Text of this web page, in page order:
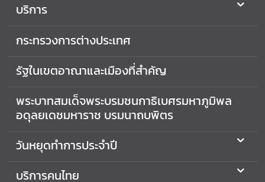
ล
ท่
ง
ที่
ย
T
บริการ
กระทรวงการต่างประเทศ
รัฐในเขตอาณาและเมืองที่สำคัญ
พระบาทสมเด็จพระบรมชนกาธิเบศรมหาภูมิพล
อดุลยเดชมหาราช บรมนาถบพิตร
วันหยุดทำการประจำปี
บริการคนไทย